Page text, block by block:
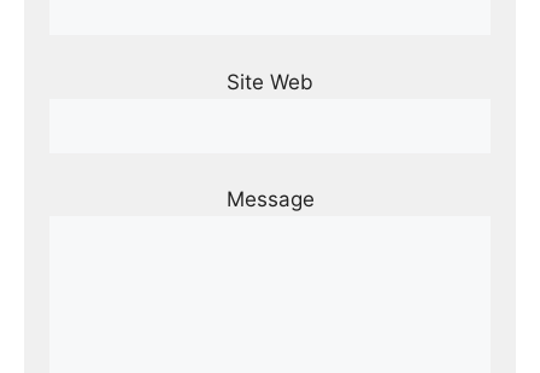
Site Web
Message